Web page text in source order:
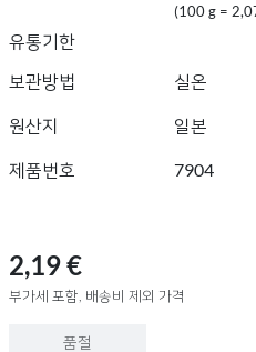
(100 g =
유통기한
보관방법
실온
원산지 일본
제품번호 7904
2,19 €
부가세 포함, 배송비 제외 가격
품절